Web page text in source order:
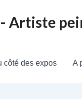
- Artiste
côté des expos A